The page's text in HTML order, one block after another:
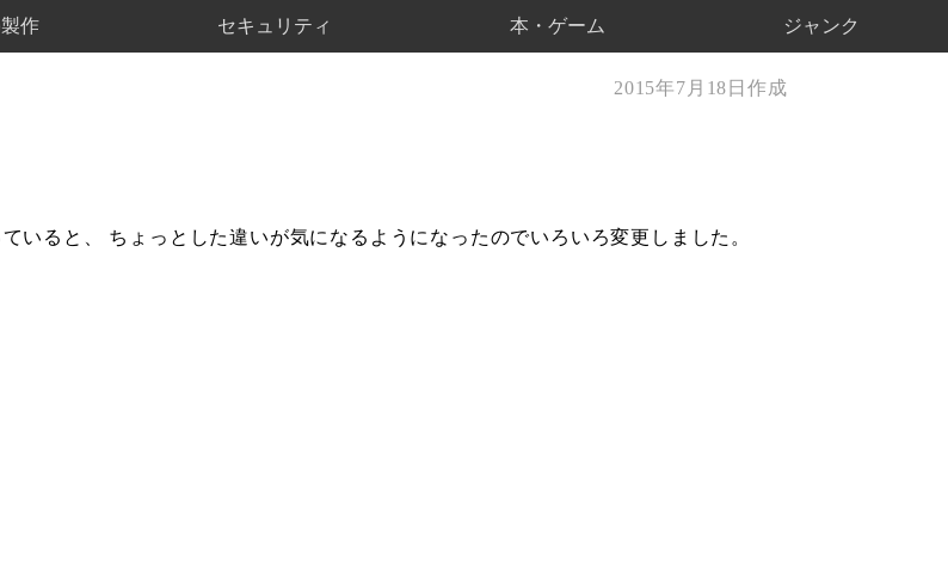
作 セキュリティ 本・ゲーム ジャンク
2015年7月18日作成
いると、 ちょっとした違いが気になるようになったのでいろいろ変更しました。